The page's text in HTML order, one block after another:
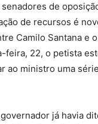
de
de recursos é
Camilo Santana e
feira, 22, o petista
ao ministro uma
já havia